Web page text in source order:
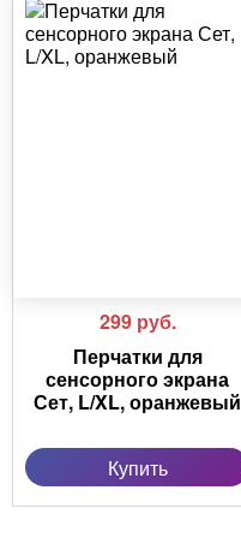
299 руб.
Перчатки для
сенсорного экрана
Сет, L/XL, оранжевый
Купить